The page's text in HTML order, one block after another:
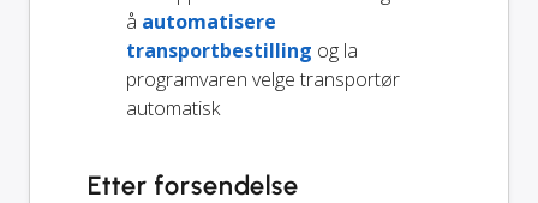
å automatisere
transportbestilling og la
programvaren velge transportør
automatisk
Etter forsendelse